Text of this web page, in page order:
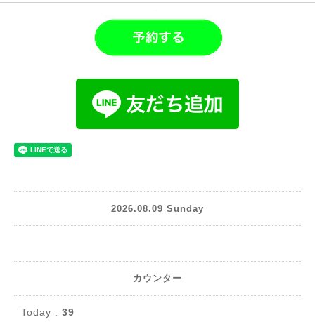
2026.08.09 Sunday
カウンター
Today : 39